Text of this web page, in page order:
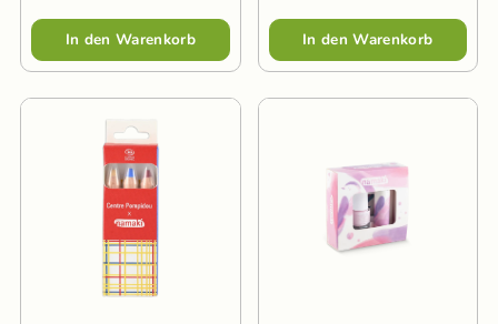
Menge
In den Warenkorb
Menge
In den Warenkorb